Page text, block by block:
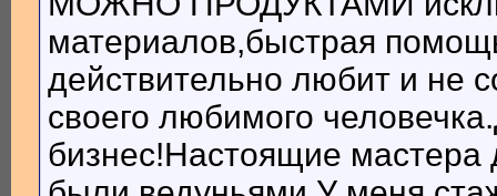
материалов,быстрая
действительно любит и не
своего любимого
бизнес!Настоящие